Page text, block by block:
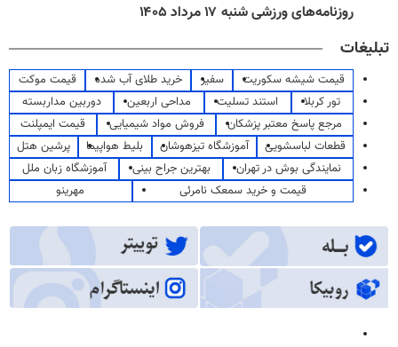
روزنامه‌های ورزشی شنبه ۱۷ مرداد ۱۴۰۵
تبلیغات
قیمت شیشه سکوریت سفیر خرید طلای آب شده
قیمت موکت
تور کربلا
استند تسلیت مداحی اربعین
دوربین مداربسته
مرجع پاسخ معتبر پزشکان
فروش مواد شیمیایی
قیمت ایمپلنت
قطعات لباسشویی
آموزشگاه تیزهوشان بلیط هواپیما
پرشین هتل
نمایندگی بوش در تهران
بهترین جراح بینی
آموزشگاه زبان ملل
قیمت و خرید سمعک نامرئی
مهرینو